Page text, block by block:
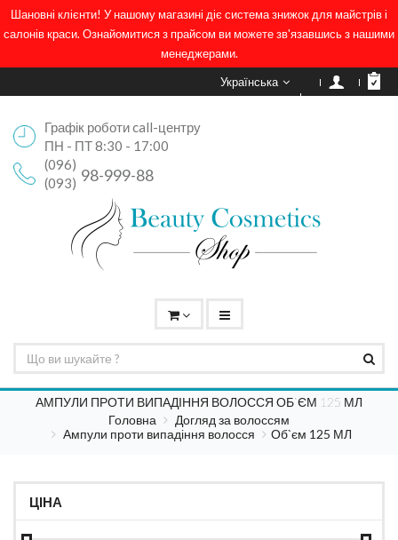
Шановні клієнти! У нашому магазині діє система знижок для майстрів і
салонів краси. Ознайомитися з прайсом ви можете зв'язавшись з нашими
менеджерами.
Українська
Графік роботи call-центру
ПН - ПТ 8:30 - 17:00
(096)
98-999-88
(093)
АМПУЛИ ПРОТИ ВИПАДІННЯ ВОЛОССЯ ОБ`ЄМ 125 МЛ
Головна
Догляд за волоссям
Ампули проти випадіння волосся
Об`єм 125 МЛ
ЦІНА